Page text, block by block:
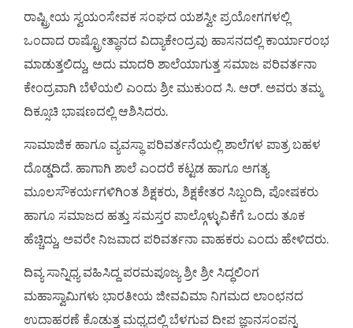
ರಾಷ್ಟ್ರೀಯ ಸ್ವಯಂಸೇವಕ ಸಂಘದ ಯಶಸ್ವೀ ಪ್ರಯೋಗಗಳಲ್ಲಿ
ಒಂದಾದ ರಾಷ್ಟ್ರೋತ್ಥಾನದ ವಿದ್ಯಾಕೇಂದ್ರವು ಹಾಸನದಲ್ಲಿ ಕಾರ್ಯಾರಂಭ
ಮಾಡುತ್ತಲಿದ್ದು, ಅದು ಮಾದರಿ ಶಾಲೆಯಾಗುತ್ತ ಸಮಾಜ ಪರಿವರ್ತನಾ
ಕೇಂದ್ರವಾಗಿ ಬೆಳೆಯಲಿ ಎಂದು ಶ್ರೀ ಮುಕುಂದ ಸಿ. ಆರ್. ಅವರು ತಮ್ಮ
ದಿಕ್ಸೂಚಿ ಭಾಷಣದಲ್ಲಿ ಆಶಿಸಿದರು.
ಸಾಮಾಜಿಕ ಹಾಗೂ ವ್ಯವಸ್ಥಾ ಪರಿವರ್ತನೆಯಲ್ಲಿ ಶಾಲೆಗಳ ಪಾತ್ರ ಬಹಳ
ದೊಡ್ಡದಿದೆ. ಹಾಗಾಗಿ ಶಾಲೆ ಎಂದರೆ ಕಟ್ಟಡ ಹಾಗೂ ಅಗತ್ಯ
ಮೂಲಸೌಕರ್ಯಗಳಿಗಿಂತ ಶಿಕ್ಷಕರು, ಶಿಕ್ಷಕೇತರ ಸಿಬ್ಬಂದಿ, ಪೋಷಕರು
ಹಾಗೂ ಸಮಾಜದ ಹತ್ತು ಸಮಸ್ತರ ಪಾಲ್ಗೊಳ್ಳುವಿಕೆಗೆ ಒಂದು ತೂಕ
ಹೆಚ್ಚಿದ್ದು, ಅವರೇ ನಿಜವಾದ ಪರಿವರ್ತನಾ ವಾಹಕರು ಎಂದು ಹೇಳಿದರು.
ದಿವ್ಯ ಸಾನ್ನಿಧ್ಯ ವಹಿಸಿದ್ದ ಪರಮಪೂಜ್ಯ ಶ್ರೀ ಶ್ರೀ ಸಿದ್ಧಲಿಂಗ
ಮಹಾಸ್ವಾಮಿಗಳು ಭಾರತೀಯ ಜೀವವಿಮಾ ನಿಗಮದ ಲಾಂಛನದ
ಉದಾಹರಣೆ ಕೊಡುತ್ತ ಮಧ್ಯದಲ್ಲಿ ಬೆಳಗುವ ದೀಪ ಜ್ಞಾನಸಂಪನ್ನ